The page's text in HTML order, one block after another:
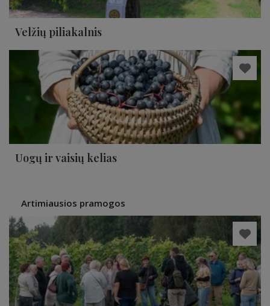
Velžių piliakalnis
Uogų ir vaisių kelias
Artimiausios pramogos